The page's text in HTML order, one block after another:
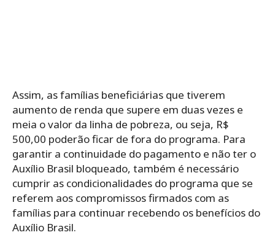
Assim, as famílias beneficiárias que tiverem
aumento de renda que supere em duas vezes e
meia o valor da linha de pobreza, ou seja, R$
500,00 poderão ficar de fora do programa. Para
garantir a continuidade do pagamento e não ter o
Auxílio Brasil bloqueado, também é necessário
cumprir as condicionalidades do programa que se
referem aos compromissos firmados com as
famílias para continuar recebendo os benefícios do
Auxílio Brasil.